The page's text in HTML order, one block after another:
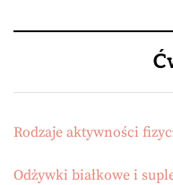
Rodzaje aktywności
Odżywki białkowe i